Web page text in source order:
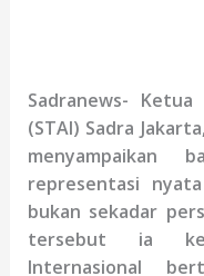
Sadranews-
(STAI) Sadra
menyampaikan
representasi
bukan sekadar
tersebut ia
Internasional